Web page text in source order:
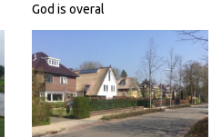
God is overal